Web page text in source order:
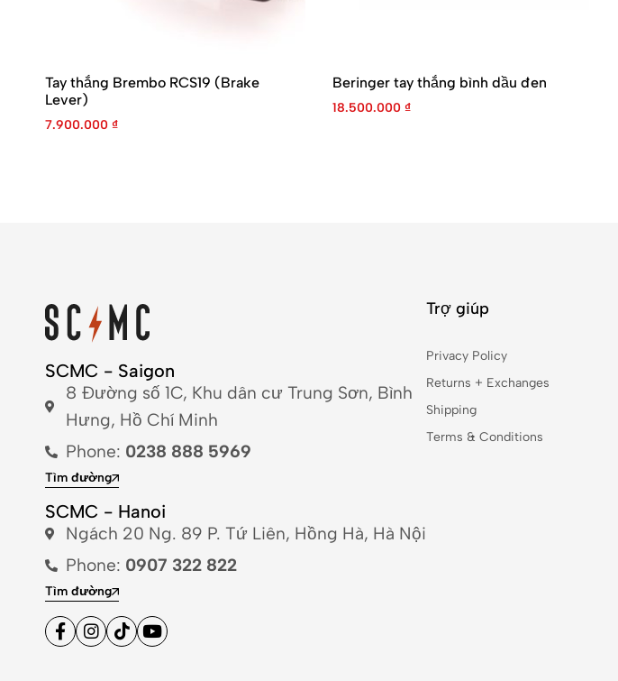
Tay thắng Brembo RCS19 (Brake
Lever)
7.900.000 ₫
Beringer tay thắng bình dầu đen
18.500.000 ₫
SCMC - Saigon
8 Đường số 1C, Khu dân cư Trung Sơn, Bình
Hưng, Hồ Chí Minh
Phone: 0238 888 5969
Tìm đường
SCMC - Hanoi
Ngách 20 Ng. 89 P. Tứ Liên, Hồng Hà, Hà Nội
Phone: 0907 322 822
Tìm đường
Trợ giúp
Privacy Policy
Returns + Exchanges
Shipping
Terms & Conditions